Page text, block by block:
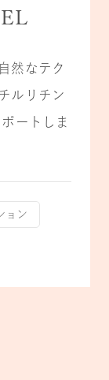
然なテク
ルリチン
ートしま
ョン